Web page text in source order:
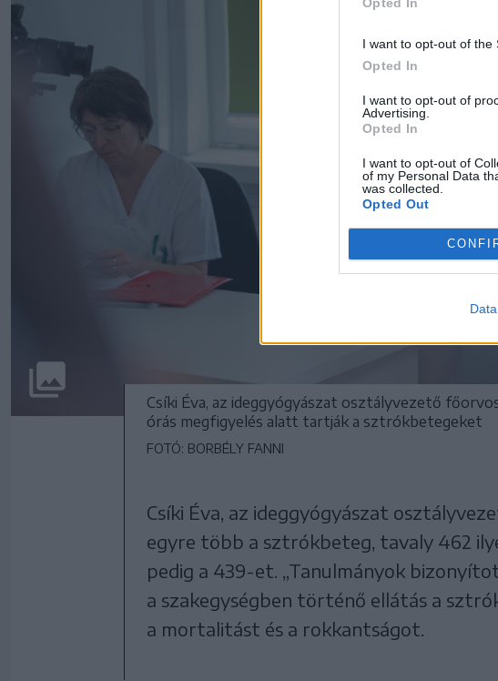
I want to opt-out of the
Opted In
I want to opt-out of
Advertising.
Opted In
I want to opt-out of
of my Personal Data
was collected.
Opted Out
Csíki Éva, az ideggyógyászat osztályvezető
órás megfigyelés alatt tartják a sztrókbetegeket
FOTÓ: BORBÉLY FANNI
Csíki Éva, az ideggyógyászat
egyre több a sztrókbeteg, tavaly 462
pedig a 439-et. „Tanulmányok
a szakegységben történő ellátás a
a mortalitást és a rokkantságot.